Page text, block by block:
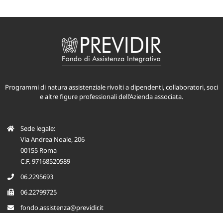
Programmi di natura assistenziale rivolti a dipendenti, collaboratori, soci
e altre figure professionali dell’Azienda associata.
Sede legale:
Via Andrea Noale, 206
00155 Roma
C.F. 97168520589
06.2295693
06.22799725
fondo.assistenza@previdir.it